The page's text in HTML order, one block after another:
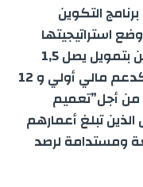
إطلاق برنامج التكوين
استراتيجيتها
المتعلقة بالنهوض بالتربية والتكوين بتمويل يصل 1,5
مليار درهم، منها 128 مليون أورو كدعم مالي أولي و 12
أجل”تعميم
الذين تبلغ أعمارهم
ومستدامة لرصد